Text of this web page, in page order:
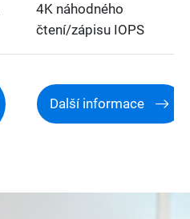
4K náhodného
čtení/zápisu IOPS
Další informace